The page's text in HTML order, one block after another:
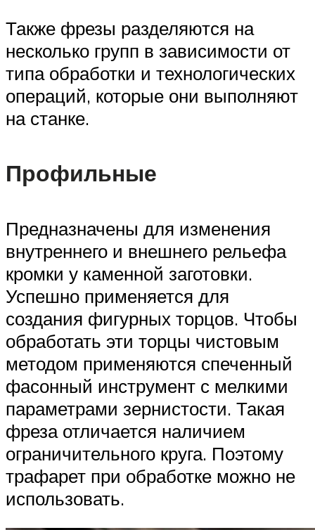
Также фрезы разделяются на
несколько групп в зависимости от
типа обработки и технологических
операций, которые они выполняют
на станке.
Профильные
Предназначены для изменения
внутреннего и внешнего рельефа
кромки у каменной заготовки.
Успешно применяется для
создания фигурных торцов. Чтобы
обработать эти торцы чистовым
методом применяются спеченный
фасонный инструмент с мелкими
параметрами зернистости. Такая
фреза отличается наличием
ограничительного круга. Поэтому
трафарет при обработке можно не
использовать.